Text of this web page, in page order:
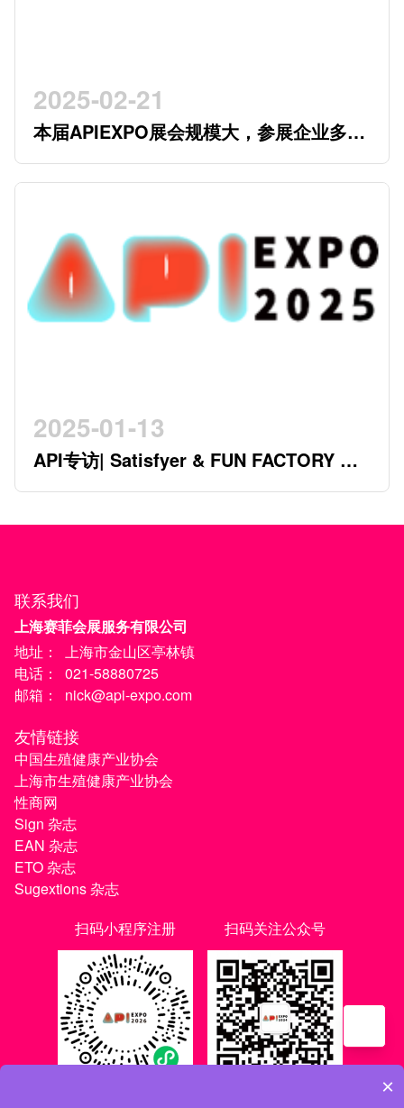
2025-02-21
本届APIEXPO展会规模大，参展企业多，
参观观众多，看展时间紧，怎么办？
2025-01-13
API专访| Satisfyer & FUN FACTORY 开
创行业新时代的德系双星
联系我们
上海赛菲会展服务有限公司
地址：
上海市金山区亭林镇
电话：
021-58880725
邮箱：
nick@api-expo.com
友情链接
中国生殖健康产业协会
上海市生殖健康产业协会
性商网
Sign 杂志
EAN 杂志
ETO 杂志
Sugextions 杂志
扫码小程序注册
扫码关注公众号
×